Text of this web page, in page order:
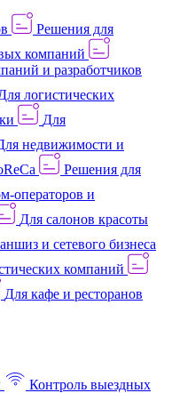
Решения для
компаний
и разработчиков
логистических
Для
недвижимости и
Решения для
операторов и
Для салонов красоты
и сетевого бизнеса
компаний
Для кафе и ресторанов
Контроль выездных